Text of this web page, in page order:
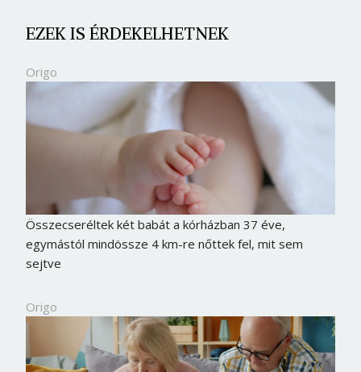
EZEK IS ÉRDEKELHETNEK
Origo
Összecseréltek két babát a kórházban 37 éve,
egymástól mindössze 4 km-re nőttek fel, mit sem
sejtve
Origo